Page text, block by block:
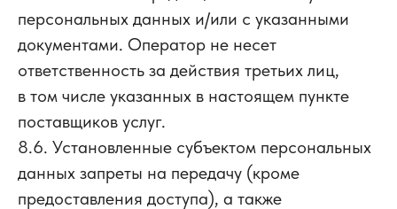
персональных данных и/или с указанными
документами. Оператор не несет
ответственность за действия третьих лиц,
в том числе указанных в настоящем пункте
поставщиков услуг.
8.6. Установленные субъектом персональных
данных запреты на передачу (кроме
предоставления доступа), а также